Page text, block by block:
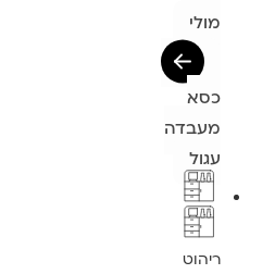
מולי
כסא
מעבדה
עגול
ריהוט